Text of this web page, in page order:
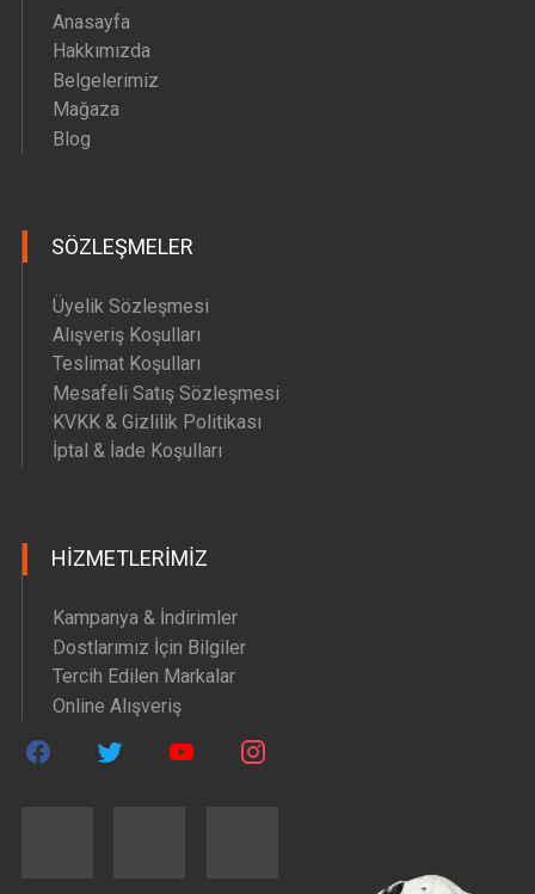
Anasayfa
Hakkımızda
Belgelerimiz
Mağaza
Blog
SÖZLEŞMELER
Üyelik Sözleşmesi
Alışveriş Koşulları
Teslimat Koşulları
Mesafeli Satış Sözleşmesi
KVKK & Gizlilik Politikası
İptal & İade Koşulları
HIZMETLERIMIZ
Kampanya & İndirimler
Dostlarımız İçin Bilgiler
Tercih Edilen Markalar
Online Alışveriş